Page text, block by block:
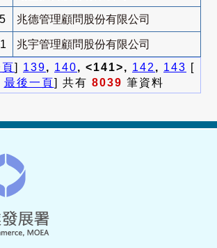
兆德管理顧問股份有限公司
兆宇管理顧問股份有限公司
頁] 139, 140, <141>, 142 , 143 [
最後一頁] 共有 8039 筆資料